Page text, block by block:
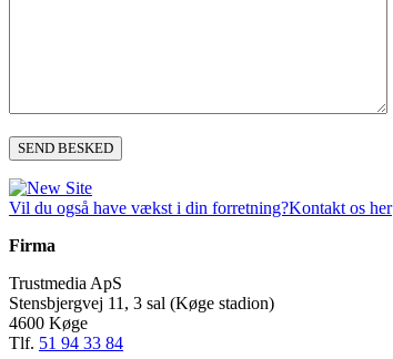
Vil du også have vækst i din forretning?Kontakt os her
Firma
Trustmedia ApS
Stensbjergvej 11, 3 sal (Køge stadion)
4600 Køge
Tlf. 51 94 33 84